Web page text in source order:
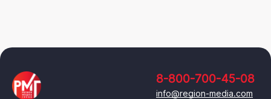
8-800-700-45-08
info@region-media.com